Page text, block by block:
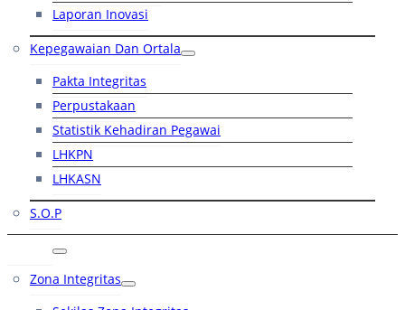
Laporan Inovasi
Kepegawaian Dan Ortala
Pakta Integritas
Perpustakaan
Statistik Kehadiran Pegawai
LHKPN
LHKASN
S.O.P
Zona Integritas